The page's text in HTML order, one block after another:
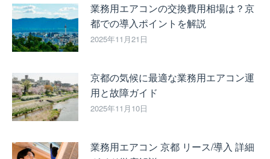
業務用エアコンの交換費用相場は？京
都での導入ポイントを解説
2025年11月21日
京都の気候に最適な業務用エアコン運
用と故障ガイド
2025年11月10日
業務用エアコン 京都 リース/導入 詳細